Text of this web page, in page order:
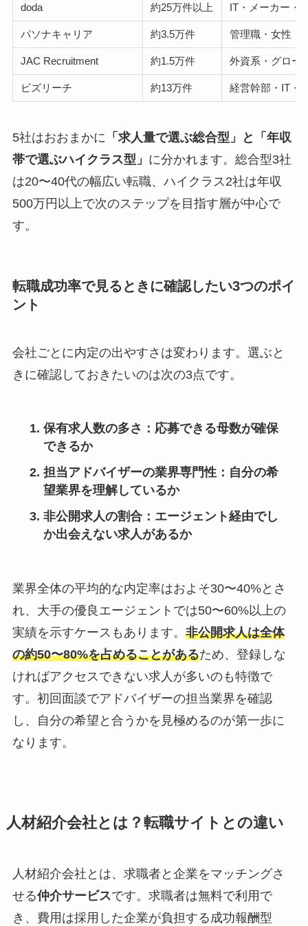
doda 約25万件以上 IT・メーカー・
パソナキャリア 約3.5万件 管理職・女性・
JAC Recruitment 約1.5万件 外資系・グロー
ビズリーチ 約13万件 経営幹部・IT・
5社はおおまかに 「求人量で選ぶ総合型」と「年収
帯で選ぶハイクラス型」 に分かれます。総合型3社
は20〜40代の幅広い転職、ハイクラス2社は年収
500万円以上で次のステップを目指す層が中心で
す。
転職成功率で見るときに確認したい3つのポイ
ント
会社ごとに内定の出やすさは変わります。選ぶと
きに確認しておきたいのは次の3点です。
保有求人数の多さ ：応募できる母数が確保
できるか
担当アドバイザーの業界専門性：自分の希
望業界を理解しているか
非公開求人の割合：エージェント経由でし
か出会えない求人があるか
業界全体の平均的な内定率はおよそ30〜40%とさ
れ、大手の優良エージェントでは50〜60%以上の
実績を示すケースもあります。 非公開求人は全体
の約50〜80%を占めることがあるため、登録しな
ければアクセスできない求人が多いのも特徴で
す。初回面談でアドバイザーの担当業界を確認
し、自分の希望と合うかを見極めるのが第一歩に
なります。
人材紹介会社とは？転職サイトとの違い
人材紹介会社とは、求職者と企業をマッチングさ
せる仲介サービスです。求職者は無料で利用で
き、費用は採用した企業が負担する成功報酬型